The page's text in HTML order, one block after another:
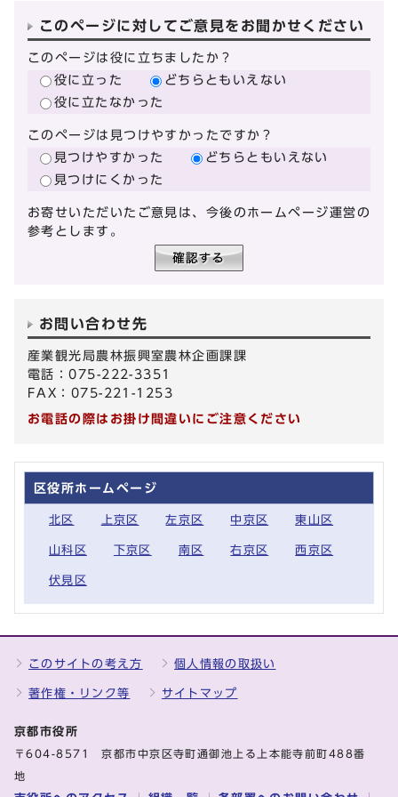
このページに対してご意見をお聞かせください
このページは役に立ちましたか？
役に立った
どちらともいえない
役に立たなかった
このページは見つけやすかったですか？
見つけやすかった
どちらともいえない
見つけにくかった
お寄せいただいたご意見は、今後のホームページ運営の
参考とします。
お問い合わせ先
産業観光局農林振興室農林企画課課
電話：075-222-3351
FAX：075-221-1253
お電話の際はお掛け間違いにご注意ください
区役所ホームページ
北区 上京区 左京区 中京区 東山区
山科区 下京区 南区 右京区 西京区
伏見区
このサイトの考え方 個人情報の取扱い
著作権・リンク等 サイトマップ
京都市役所
〒604-8571 京都市中京区寺町通御池上る上本能寺前町488番
地